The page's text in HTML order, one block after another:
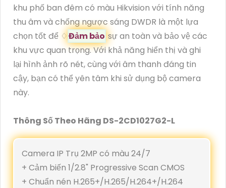
khu phố ban đêm có màu Hikvision với tính năng
thu âm và chống ngược sáng DWDR là một lựa
chọn tốt để ♢Đảm bảo sự an toàn và bảo vệ các
khu vực quan trọng. Với khả năng hiển thị và ghi
lại hình ảnh rõ nét, cùng với âm thanh đáng tin
cậy, bạn có thể yên tâm khi sử dụng bộ camera
này.
Thông Số Theo Hãng DS-2CD1027G2-L
Camera IP Trụ 2MP có màu 24/7
+ Cảm biến 1/2.8" Progressive Scan CMOS
+ Chuẩn nén H.265+/H.265/H.264+/H.264